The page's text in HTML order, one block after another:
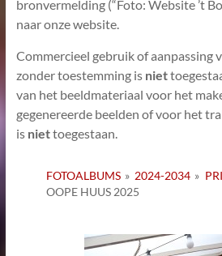
bronvermelding (“Foto: Website ’t
naar onze website.
Commercieel gebruik of aanpassing
zonder toestemming is niet
van het beeldmateriaal voor het
gegenereerde beelden of voor het
is niettoegestaan.
FOTOALBUMS » 2024-2034 »
OOPE HUUS 2025